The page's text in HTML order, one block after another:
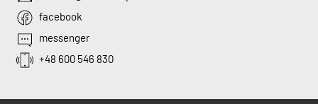
facebook
messenger
+48 600 546 830